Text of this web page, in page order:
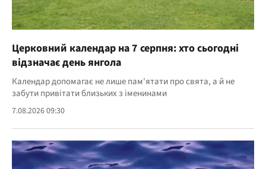
Церковний календар на 7 серпня: хто сьогодні
відзначає день янгола
Календар допомагає не лише пам'ятати про свята, а й не
забути привітати близьких з іменинами
7.08.2026 09:30